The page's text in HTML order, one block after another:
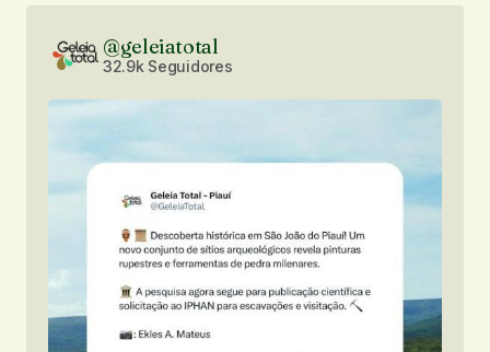
@geleiatotal
32.9k Seguidores